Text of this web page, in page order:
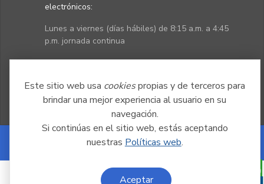
Este sitio web usa cookiespropias y de terceros para
brindar una mejor experiencia al usuario en su
navegación.
Si continúas en el sitio web, estás aceptando
nuestras Políticas web.
Aceptar
electrónicos:
Lunes a viernes (días hábiles) de 8:15 a.m. a 4:45
p.m. jornada continua
Powered by Nexura